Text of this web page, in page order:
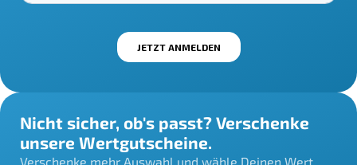
Nicht sicher, ob's passt? Verschenke
unsere Wertgutscheine.
Verschenke mehr Auswahl und wähle Deinen Wert